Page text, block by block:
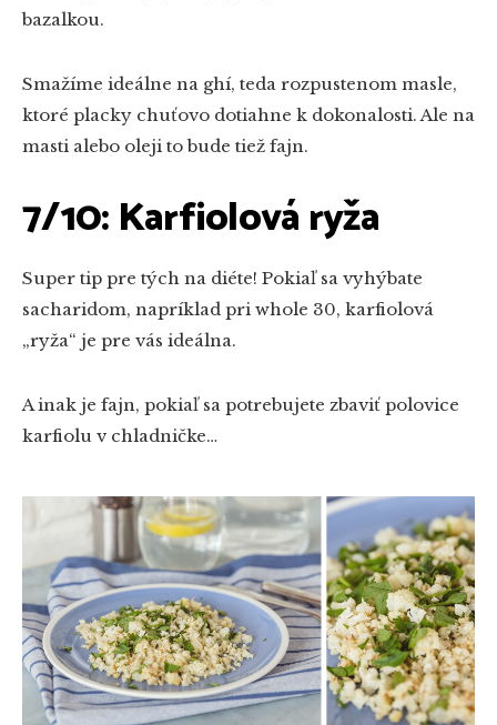
bazalkou.
Smažíme ideálne na ghí, teda rozpustenom masle,
ktoré placky chuťovo dotiahne k dokonalosti. Ale na
masti alebo oleji to bude tiež fajn.
7/10: Karfiolová ryža
Super tip pre tých na diéte! Pokiaľ sa vyhýbate
sacharidom, napríklad pri whole 30, karfiolová
„ryža“ je pre vás ideálna.
A inak je fajn, pokiaľ sa potrebujete zbaviť polovice
karfiolu v chladničke…